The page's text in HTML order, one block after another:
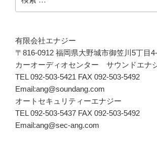
索:
有限会社エナジー
〒816-0912 福岡県大野城市御笠川5丁目
カーオーディオセンター サウンドエナ
TEL 092-503-5421 FAX 092-503-5492
Email:ang@soundang.com
オートセキュリティーエナジー
TEL 092-503-5437 FAX 092-503-5492
Email:ang@sec-ang.com